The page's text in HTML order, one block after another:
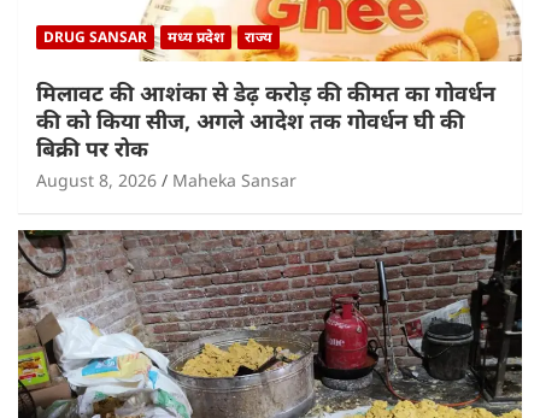
DRUG SANSAR मध्य प्रदेश राज्य
मिलावट की आशंका से डेढ़ करोड़ की कीमत का गोवर्धन
की को किया सीज, अगले आदेश तक गोवर्धन घी की
बिक्री पर रोक
August 8, 2026 Maheka Sansar